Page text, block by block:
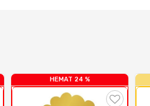
HEMAT 24 %